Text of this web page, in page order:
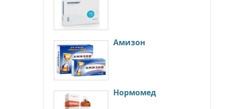
Амизон
Нормомед